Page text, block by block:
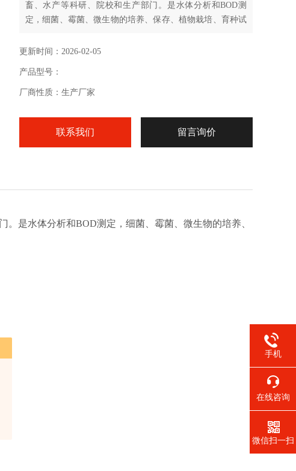
畜、水产等科研、院校和生产部门。是水体分析和BOD测
定，细菌、霉菌、微生物的培养、保存、植物栽培、育种试
更新时间：2026-02-05
产品型号：
厂商性质：生产厂家
联系我们 留言询价
是水体分析和BOD测定，细菌、霉菌、微生物的培养、
手机
在线咨询
微信扫一扫